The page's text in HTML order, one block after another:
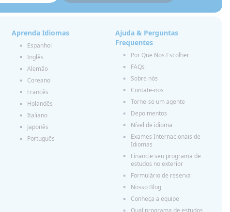
Aprenda Idiomas
Espanhol
Inglês
Alemão
Coreano
Francês
Holandês
Italiano
Japonês
Português
Ajuda & Perguntas
Frequentes
Por Que Nos Escolher
FAQs
Sobre nós
Contate-nos
Torne-se um agente
Depoimentos
Nível de idioma
Exames Internacionais de
Idiomas
Financie seu programa de
estudos no exterior
Formulário de reserva
Nosso Blog
Conheça a equipe